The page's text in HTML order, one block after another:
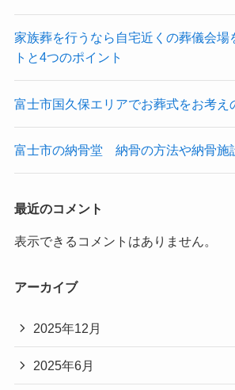
家族葬を行うなら自宅近くの葬儀会場
トと4つのポイント
富士市国久保エリアでお葬式をお考え
富士市の納骨堂 納骨の方法や納骨施
最近のコメント
表示できるコメントはありません。
アーカイブ
2025年12月
2025年6月